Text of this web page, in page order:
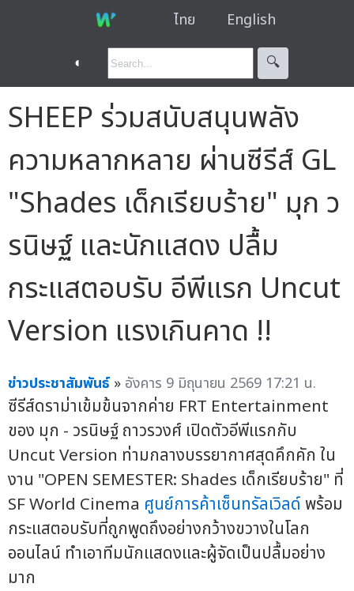
ไทย English
◐ 🔍︎
SHEEP ร่วมสนับสนุนพลัง
ความหลากหลาย ผ่านซีรีส์ GL
"Shades เด็กเรียบร้าย" มุก ว
รนิษฐ์ และนักแสดง ปลื้ม
กระแสตอบรับ อีพีแรก Uncut
Version แรงเกินคาด !!
ข่าวประชาสัมพันธ์ » อังคาร 9 มิถุนายน 2569 17:21 น.
ซีรีส์ดราม่าเข้มข้นจากค่าย FRT Entertainment
ของ มุก - วรนิษฐ์ ถาวรวงศ์ เปิดตัวอีพีแรกกับ
Uncut Version ท่ามกลางบรรยากาศสุดคึกคัก ใน
งาน "OPEN SEMESTER: Shades เด็กเรียบร้าย" ที่
SF World Cinema ศูนย์การค้าเซ็นทรัลเวิลด์ พร้อม
กระแสตอบรับที่ถูกพูดถึงอย่างกว้างขวางในโลก
ออนไลน์ ทำเอาทีมนักแสดงและผู้จัดเป็นปลื้มอย่าง
มาก